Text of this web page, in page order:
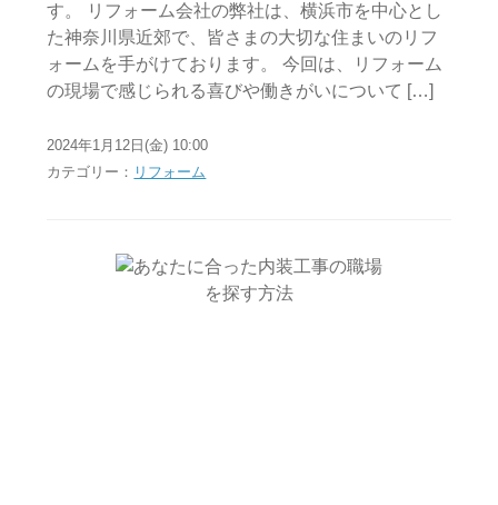
す。 リフォーム会社の弊社は、横浜市を中心とし
た神奈川県近郊で、皆さまの大切な住まいのリフ
ォームを手がけております。 今回は、リフォーム
の現場で感じられる喜びや働きがいについて […]
2024年1月12日(金) 10:00
カテゴリー： リフォーム